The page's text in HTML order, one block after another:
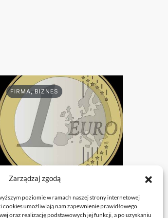
Zarządzaj zgodą
poziomie w ramach naszej strony internetowej
cookies umożliwiają nam zapewnienie prawidłowego
oraz realizację podstawowych jej funkcji, a po uzyskaniu
FIRMA, BIZNES
Przeniesienie
księgowości JDG do
nowego biura: kroki